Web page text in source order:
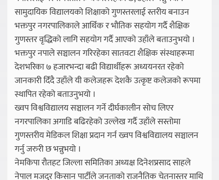
सामुदायिक विद्यालयको शिक्षाको गुणस्तरलाई स्तरीय बनाउन
भक्तपुर नगरपालिकाले आर्थिक र भौतिक सहयोग गर्दै शैक्षिक
गुणस्तर वृद्धिको लागि सहयोग गर्दै आएको उहाँले बताउनुभयो ।
भक्तपुर नपाले सञ्चालन गरिरहेका सातवटा शैक्षिक संस्थाहरूमा
देशभरिका ७ हजारभन्दा बढी विद्यार्थीहरू अध्ययनरत रहेको
जानकारी दिँदै उहाँले यी कलेजहरू देशकै उत्कृष्ट कलेजको रूपमा
स्थापित रहेको बताउनुभयो ।
ख्वप विश्वविद्यालय सञ्चालन गर्ने दीर्घकालीन सोच लिएर
नगरपालिका अगाडि बढिरहेको उल्लेख गर्दै उहाँले सस्तोमा
गुणस्तरीय मेडिकल शिक्षा प्रदान गर्न ख्वप विश्वविद्यालय सञ्चालन
गर्नु जरुरी छ भन्नुभयो ।
नेमकिपा रौतहट जिल्ला समितिका अध्यक्ष दिनेशप्रसाद साहले
नेपाल मजदुर किसान पार्टीले जनताको राजनैतिक चेतनास्तर माथि